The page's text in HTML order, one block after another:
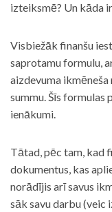
izteiksmē? Un kāda
Visbiežāk finanšu
saprotamu formulu,
aizdevuma
summu. Šīs formulas
ienākumi.
Tātad, pēc tam, kad
dokumentus, kas
norādījis arī savus
sāk savu darbu (veic